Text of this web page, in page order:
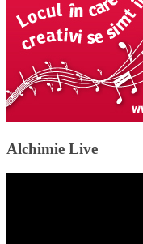
Alchimie Live